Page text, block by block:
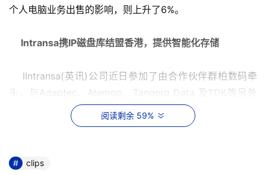
个人电脑业务出售的影响，则上升了6%。
Intransa携IP磁盘库结盟香港，提供智能化存储
IIntransa(英讯)公司近日参加了由合作伙伴群柏数码牵
头，与Adaptec、Atempo、Tangerg Data 及TDK等另外
四家著名存储厂商结盟的庆祝大会，共同为香港企业界提供
简单、全面和智能化的存储解决方案。与会几方借此良机，
阅读剩余 59%
clips